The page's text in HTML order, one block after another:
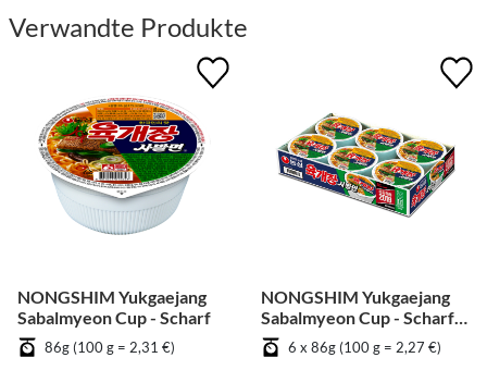
Verwandte Produkte
NONGSHIM Yukgaejang
Sabalmyeon Cup - Scharf
86g (100 g = 2,31 €)
NONGSHIM Yukgaejang
Sabalmyeon Cup - Scharf
[Bündel]
6 x 86g (100 g = 2,27 €)